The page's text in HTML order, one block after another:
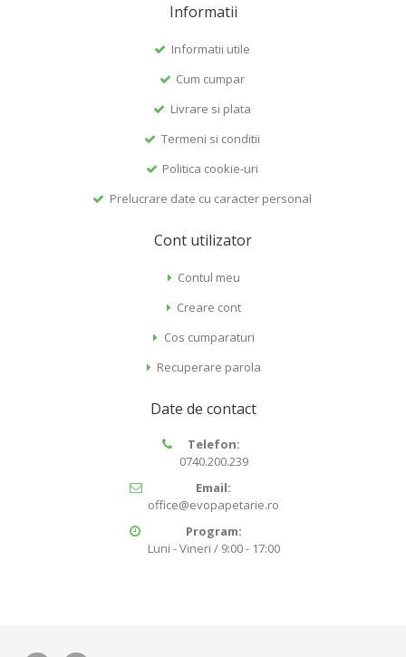
Informatii
Informatii utile
Cum cumpar
Livrare si plata
Termeni si conditii
Politica cookie-uri
Prelucrare date cu caracter personal
Cont utilizator
Contul meu
Creare cont
Cos cumparaturi
Recuperare parola
Date de contact
Telefon:
0740.200.239
Email:
office@evopapetarie.ro
Program:
Luni - Vineri / 9:00 - 17:00